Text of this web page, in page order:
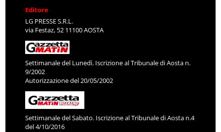
Editore
LG PRESSE S.R.L.
via Festaz, 52 11100 AOSTA
Settimanale del Lunedì. Iscrizione al Tribunale di Aosta n.
9/2002
Autorizzazione del 20/05/2002
Settimanale del Sabato. Iscrizione al Tribunale di Aosta n.4
del 4/10/2016